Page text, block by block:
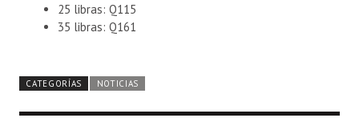
25 libras: Q115
35 libras: Q161
CATEGORÍAS NOTICIAS